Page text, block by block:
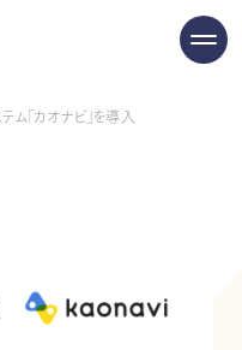
「カオナビ」を導入